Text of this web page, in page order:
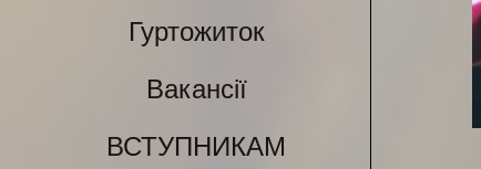
Гуртожиток
Вакансії
ВСТУПНИКАМ